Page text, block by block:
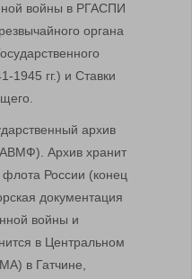
войны в РГАСПИ
органа
1945 гг.) и Ставки
архив
Архив хранит
России (конец
документация
войны и
в Центральном
в Гатчине,